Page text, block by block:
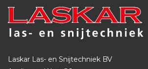
Laskar Las- en Snijtechniek BV